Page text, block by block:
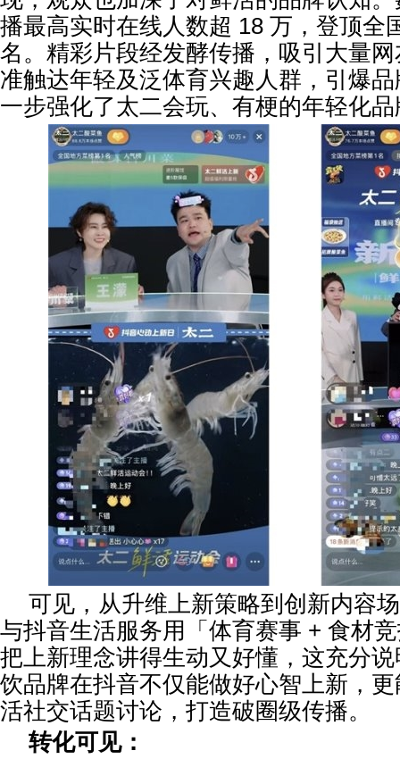
播最高实时在线人数超 18 万，登顶全
名。精彩片段经发酵传播，吸引大量
准触达年轻及泛体育兴趣人群，引爆
一步强化了太二会玩、有梗的年轻化
可见，从升维上新策略到创新内容
与抖音生活服务用「体育赛事 + 食材
把上新理念讲得生动又好懂，这充分
饮品牌在抖音不仅能做好心智上新，
活社交话题讨论，打造破圈级传播。
转化可见：